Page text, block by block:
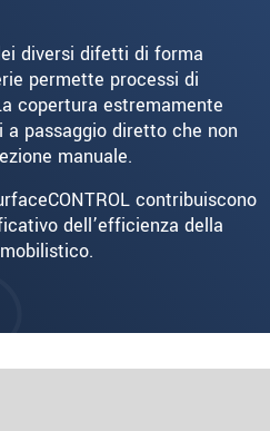
diversi difetti di forma
permette processi di
copertura estremamente
passaggio diretto che non
manuale.
contribuiscono
dell’efficienza della